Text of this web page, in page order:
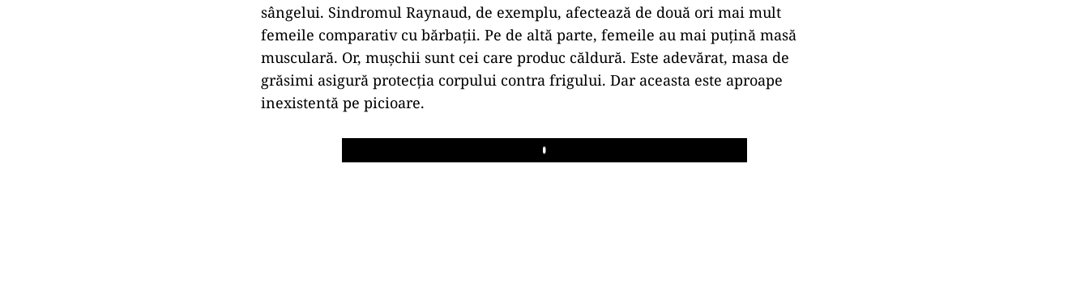
sângelui. Sindromul Raynaud, de exemplu, afectează de două ori mai mult
femeile comparativ cu bărbații. Pe de altă parte, femeile au mai puțină masă
musculară. Or, mușchii sunt cei care produc căldură. Este adevărat, masa de
grăsimi asigură protecția corpului contra frigului. Dar aceasta este aproape
inexistentă pe picioare.
Play